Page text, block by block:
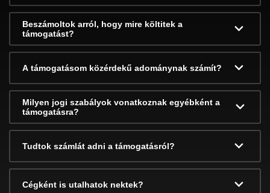
Beszámoltok arról, hogy mire költitek a
támogatást?
A támogatásom közérdekű adománynak számít?
Milyen jogi szabályok vonatkoznak egyébként a
támogatásra?
Tudtok számlát adni a támogatásról?
Cégként is utalhatok nektek?